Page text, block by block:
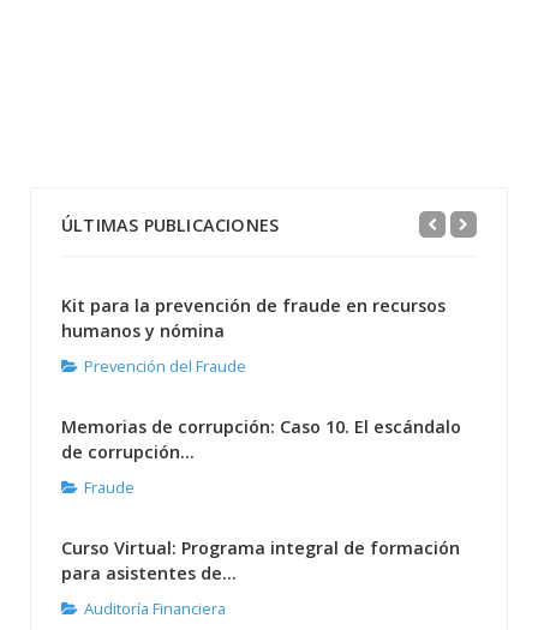
ÚLTIMAS PUBLICACIONES
Kit para la prevención de fraude en recursos
humanos y nómina
Prevención del Fraude
Memorias de corrupción: Caso 10. El escándalo
de corrupción...
Fraude
Curso Virtual: Programa integral de formación
para asistentes de...
Auditoría Financiera